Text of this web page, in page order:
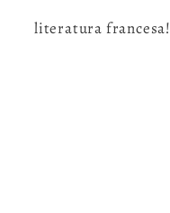
literatura francesa!